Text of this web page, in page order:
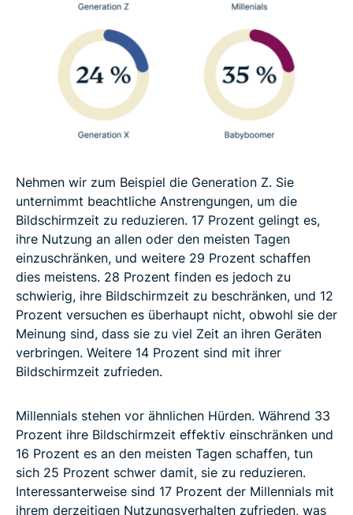
Nehmen wir zum Beispiel die Generation Z. Sie
unternimmt beachtliche Anstrengungen, um die
Bildschirmzeit zu reduzieren. 17 Prozent gelingt es,
ihre Nutzung an allen oder den meisten Tagen
einzuschränken, und weitere 29 Prozent schaffen
dies meistens. 28 Prozent finden es jedoch zu
schwierig, ihre Bildschirmzeit zu beschränken, und 12
Prozent versuchen es überhaupt nicht, obwohl sie der
Meinung sind, dass sie zu viel Zeit an ihren Geräten
verbringen. Weitere 14 Prozent sind mit ihrer
Bildschirmzeit zufrieden.
Millennials stehen vor ähnlichen Hürden. Während 33
Prozent ihre Bildschirmzeit effektiv einschränken und
16 Prozent es an den meisten Tagen schaffen, tun
sich 25 Prozent schwer damit, sie zu reduzieren.
Interessanterweise sind 17 Prozent der Millennials mit
ihrem derzeitigen Nutzungsverhalten zufrieden, was